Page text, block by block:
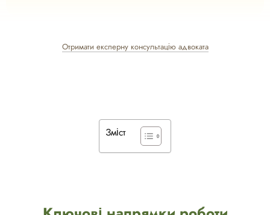
Отримати експерну консультацію адвоката
Зміст